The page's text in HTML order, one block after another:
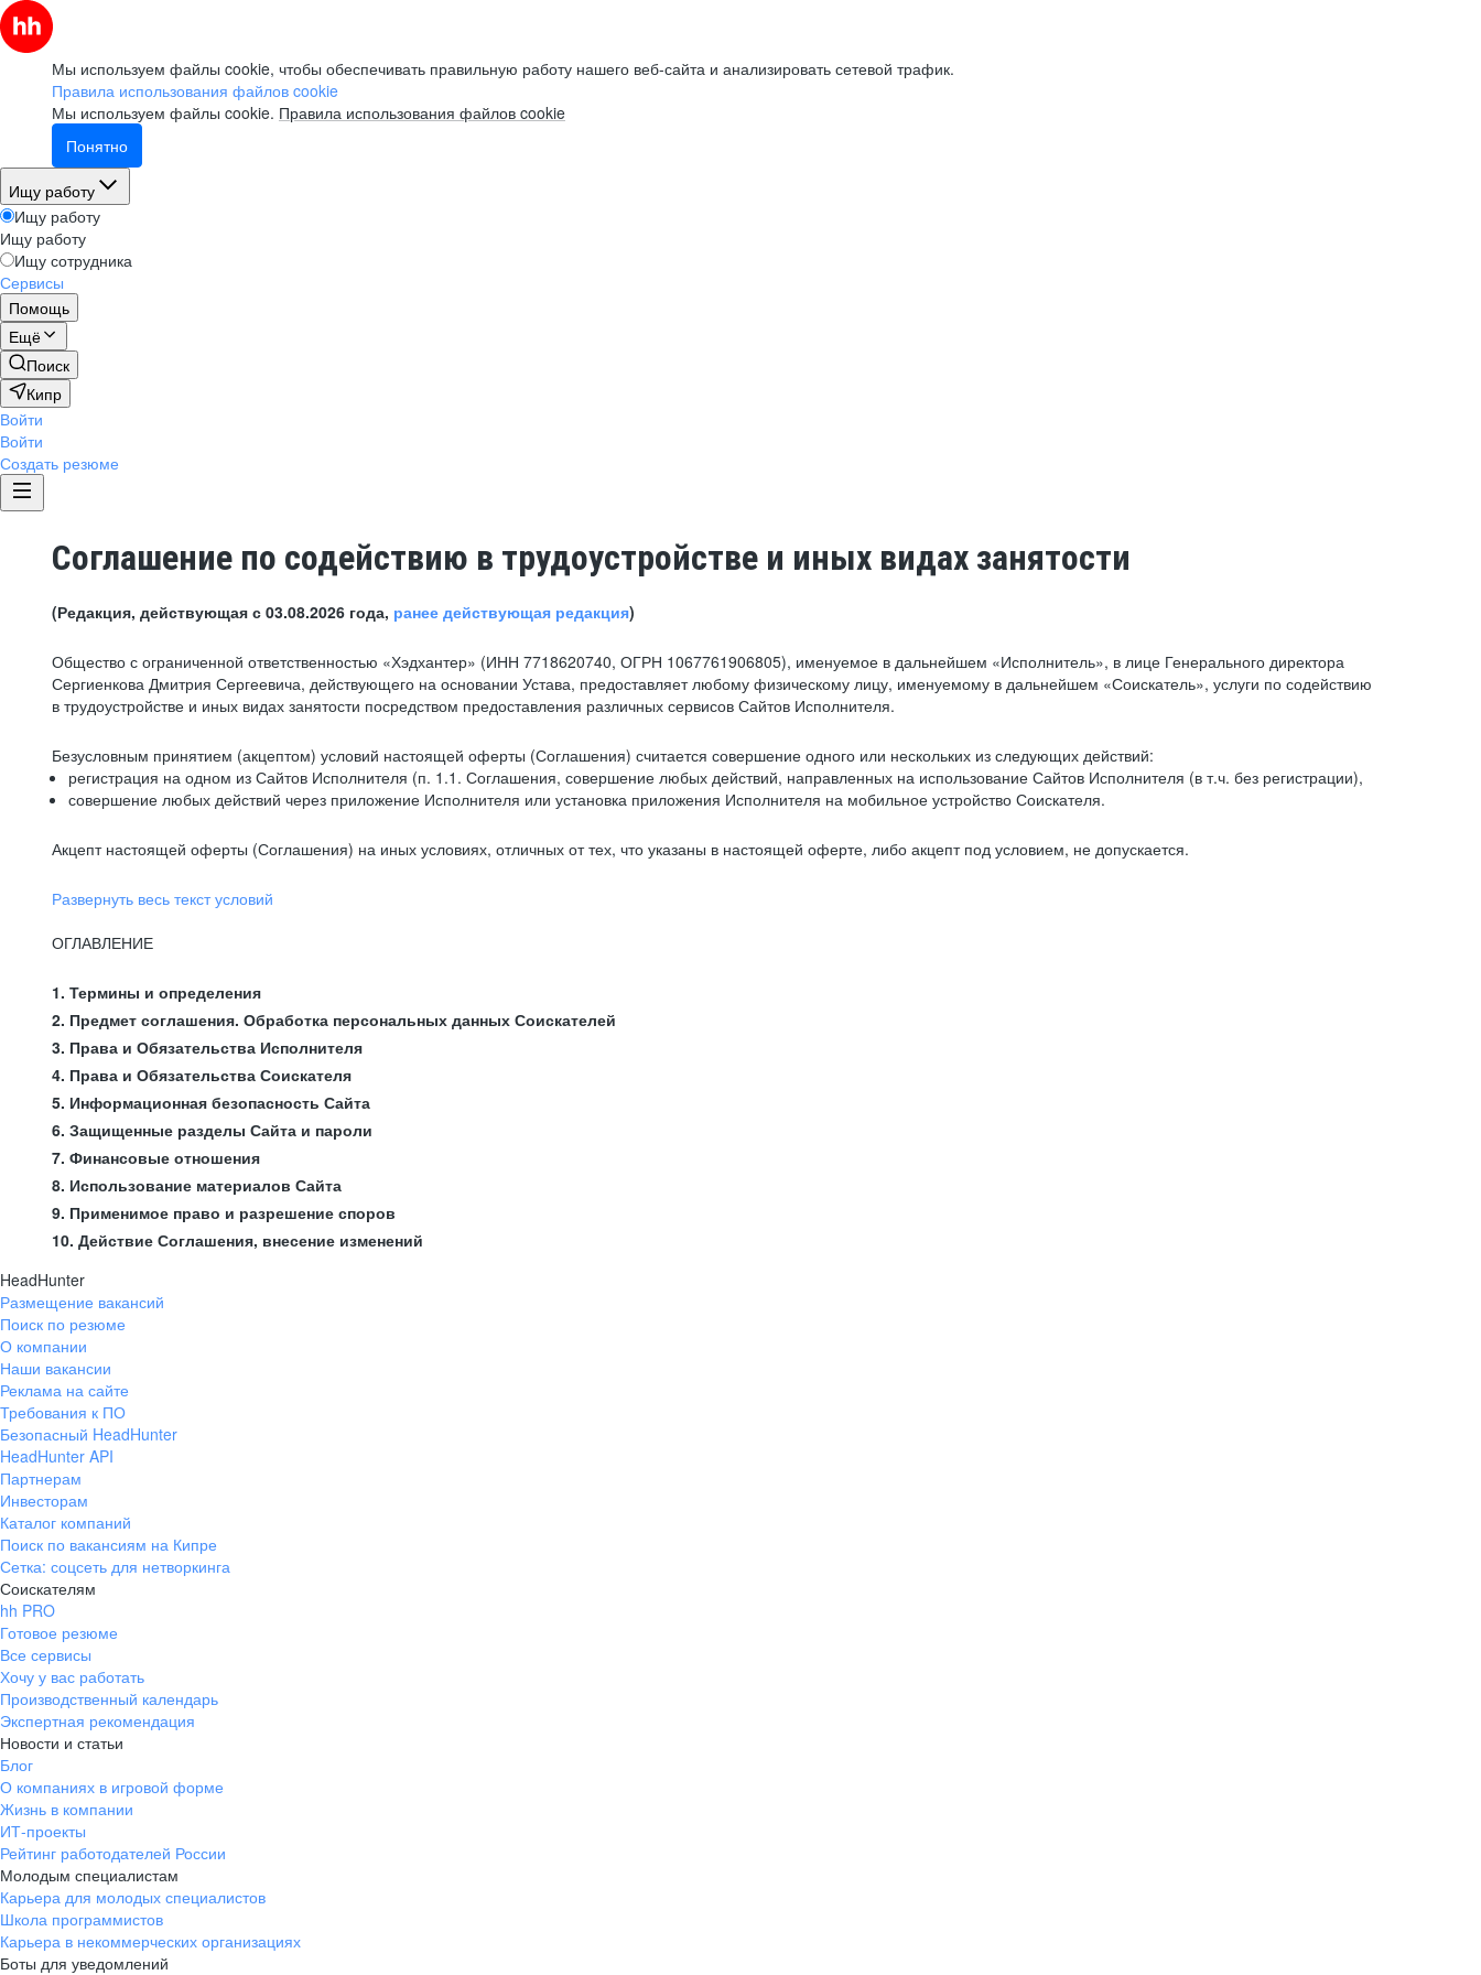
Мы используем файлы cookie, чтобы обеспечивать правильную работу нашего веб-сайта и анализировать сетевой трафик.
Правила использования файлов cookie
Мы используем файлы cookie. Правила использования файлов cookie
Понятно
Ищу работу
Ищу работу
Ищу работу
Ищу сотрудника
Сервисы
Помощь
Ещё
Поиск
Кипр
Войти
Войти
Создать резюме
Соглашение по содействию в трудоустройстве и иных видах занятости
(Редакция, действующая с 03.08.2026 года, ранее действующая редакция)
Общество с ограниченной ответственностью «Хэдхантер» (ИНН 7718620740, ОГРН 1067761906805), именуемое в дальнейшем «Исполнитель», в лице Генерального директора
Сергиенкова Дмитрия Сергеевича, действующего на основании Устава, предоставляет любому физическому лицу, именуемому в дальнейшем «Соискатель», услуги по содействию
в трудоустройстве и иных видах занятости посредством предоставления различных сервисов Сайтов Исполнителя.
Безусловным принятием (акцептом) условий настоящей оферты (Соглашения) считается совершение одного или нескольких из следующих действий:
регистрация на одном из Сайтов Исполнителя (п. 1.1. Соглашения, совершение любых действий, направленных на использование Сайтов Исполнителя (в т.ч. без регистрации),
совершение любых действий через приложение Исполнителя или установка приложения Исполнителя на мобильное устройство Соискателя.
Акцепт настоящей оферты (Соглашения) на иных условиях, отличных от тех, что указаны в настоящей оферте, либо акцепт под условием, не допускается.
Развернуть весь текст условий
ОГЛАВЛЕНИЕ
1. Термины и определения
2. Предмет соглашения. Обработка персональных данных Соискателей
3. Права и Обязательства Исполнителя
4. Права и Обязательства Соискателя
5. Информационная безопасность Сайта
6. Защищенные разделы Сайта и пароли
7. Финансовые отношения
8. Использование материалов Сайта
9. Применимое право и разрешение споров
10. Действие Соглашения, внесение изменений
HeadHunter
Размещение вакансий
Поиск по резюме
О компании
Наши вакансии
Реклама на сайте
Требования к ПО
Безопасный HeadHunter
HeadHunter API
Партнерам
Инвесторам
Каталог компаний
Поиск по вакансиям на Кипре
Сетка: соцсеть для нетворкинга
Соискателям
hh PRO
Готовое резюме
Все сервисы
Хочу у вас работать
Производственный календарь
Экспертная рекомендация
Новости и статьи
Блог
О компаниях в игровой форме
Жизнь в компании
ИТ-проекты
Рейтинг работодателей России
Молодым специалистам
Карьера для молодых специалистов
Школа программистов
Карьера в некоммерческих организациях
Боты для уведомлений